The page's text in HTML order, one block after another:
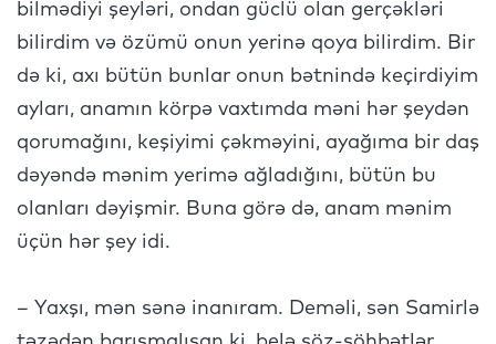
bilmədiyi şeyləri, ondan güclü olan gerçəkləri
bilirdim və özümü onun yerinə qoya bilirdim. Bir
də ki, axı bütün bunlar onun bətnində keçirdiyim
ayları, anamın körpə vaxtımda məni hər şeydən
qorumağını, keşiyimi çəkməyini, ayağıma bir daş
dəyəndə mənim yerimə ağladığını, bütün bu
olanları dəyişmir. Buna görə də, anam mənim
üçün hər şey idi.
– Yaxşı, mən sənə inanıram. Deməli, sən Samirlə